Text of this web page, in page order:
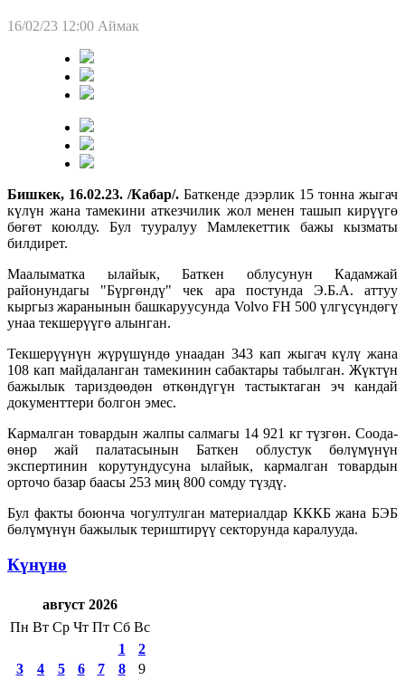
16/02/23 12:00 Аймак
Бишкек, 16.02.23. /Кабар/.Баткенде дээрлик 15 тонна жыгач
күлүн жана тамекини аткезчилик жол менен ташып кирүүгө
бөгөт коюлду. Бул тууралуу Мамлекеттик бажы кызматы
билдирет.
Маалыматка ылайык, Баткен облусунун Кадамжай
районундагы "Бүргөндү" чек ара постунда Э.Б.А. аттуу
кыргыз жаранынын башкаруусунда Volvo FH 500 үлгүсүндөгү
унаа текшерүүгө алынган.
Текшерүүнүн жүрүшүндө унаадан 343 кап жыгач күлү жана
108 кап майдаланган тамекинин сабактары табылган. Жүктүн
бажылык тариздөөдөн өткөндүгүн тастыктаган эч кандай
документтери болгон эмес.
Кармалган товардын жалпы салмагы 14 921 кг түзгөн. Соода-
өнөр жай палатасынын Баткен облустук бөлүмүнүн
экспертинин корутундусуна ылайык, кармалган товардын
орточо базар баасы 253 миң 800 сомду түздү.
Бул факты боюнча чогултулган материалдар КККБ жана БЭБ
бөлүмүнүн бажылык териштирүү секторунда каралууда.
Күнүнө
август 2026
Пн Вт Ср Чт Пт Сб Вс
1
2
3
4 5 6 7 8
9